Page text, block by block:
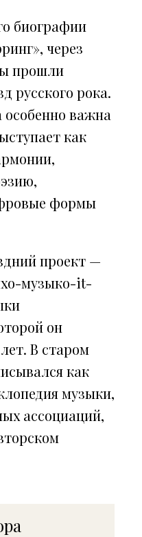
биографии
через
прошли
русского рока.
особенно важна
как
формы
проект —
музыко-it-
он
В старом
как
музыки,
ассоциаций,